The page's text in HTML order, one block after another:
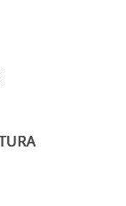
PRÉDIO COM INFRAESTRUTURA